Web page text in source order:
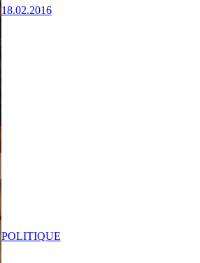
18.02.2016
POLITIQUE